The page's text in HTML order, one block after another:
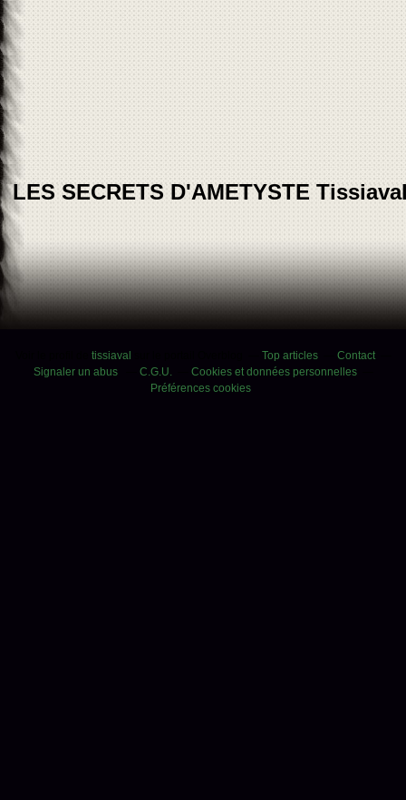
LES SECRETS D'AMETYSTE
tissiaval Top articles
Contact
Signaler un abus
C.G.U.
Cookies et données personnelles
Préférences cookies